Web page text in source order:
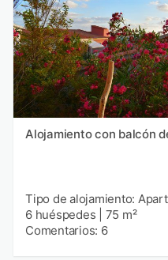
Alojamiento con balcón
Tipo de alojamiento:
6 huéspedes
75 m²
Comentarios: 6